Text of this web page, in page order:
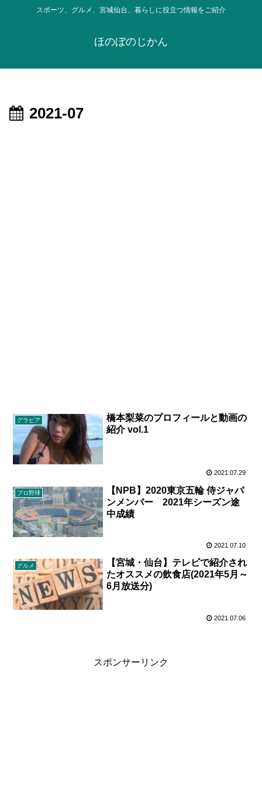
スポーツ、グルメ、宮城仙台、暮らしに役立つ情報をご紹介
ほのぼのじかん
2021-07
グラビア
橋本梨菜のプロフィールと動画の
紹介 vol.1
2021.07.29
プロ野球
【NPB】2020東京五輪 侍ジャパ
ンメンバー 2021年シーズン途
中成績
2021.07.10
グルメ
【宮城・仙台】テレビで紹介され
たオススメの飲食店(2021年5月～
6月放送分)
2021.07.06
スポンサーリンク